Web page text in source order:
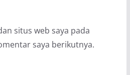
situs web saya pada
saya berikutnya.